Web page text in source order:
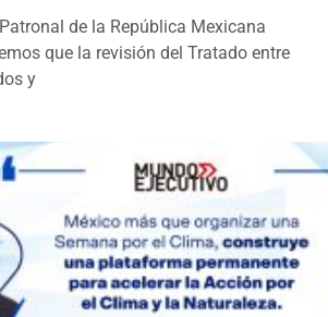
de la República Mexicana
que la revisión del Tratado entre
y